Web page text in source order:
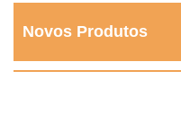
Novos Produtos